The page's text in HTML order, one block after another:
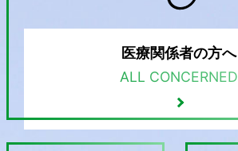
医療関係者の方へ
ALL CONCERNED